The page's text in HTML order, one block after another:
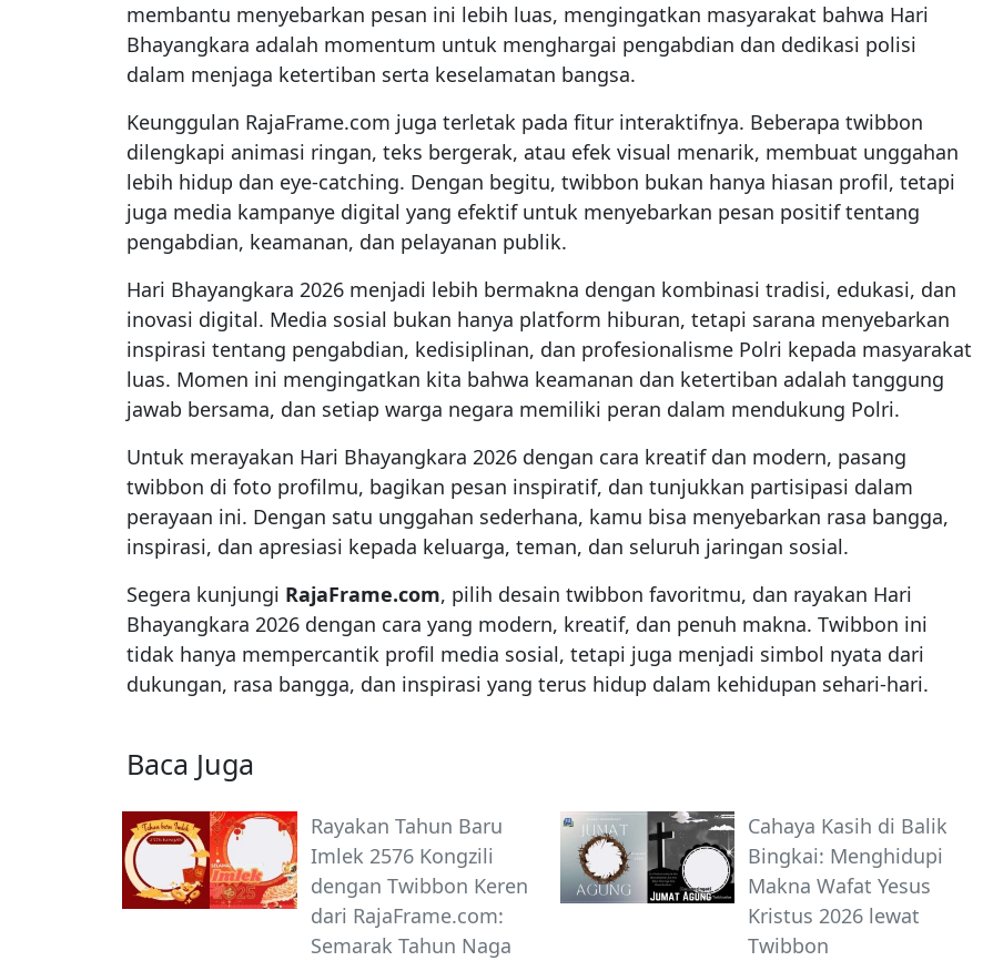
membantu menyebarkan pesan ini lebih luas, mengingatkan masyarakat bahwa Hari
Bhayangkara adalah momentum untuk menghargai pengabdian dan dedikasi polisi
dalam menjaga ketertiban serta keselamatan bangsa.
Keunggulan RajaFrame.com juga terletak pada fitur interaktifnya. Beberapa twibbon
dilengkapi animasi ringan, teks bergerak, atau efek visual menarik, membuat unggahan
lebih hidup dan eye-catching. Dengan begitu, twibbon bukan hanya hiasan profil, tetapi
juga media kampanye digital yang efektif untuk menyebarkan pesan positif tentang
pengabdian, keamanan, dan pelayanan publik.
Hari Bhayangkara 2026 menjadi lebih bermakna dengan kombinasi tradisi, edukasi, dan
inovasi digital. Media sosial bukan hanya platform hiburan, tetapi sarana menyebarkan
inspirasi tentang pengabdian, kedisiplinan, dan profesionalisme Polri kepada masyarakat
luas. Momen ini mengingatkan kita bahwa keamanan dan ketertiban adalah tanggung
jawab bersama, dan setiap warga negara memiliki peran dalam mendukung Polri.
Untuk merayakan Hari Bhayangkara 2026 dengan cara kreatif dan modern, pasang
twibbon di foto profilmu, bagikan pesan inspiratif, dan tunjukkan partisipasi dalam
perayaan ini. Dengan satu unggahan sederhana, kamu bisa menyebarkan rasa bangga,
inspirasi, dan apresiasi kepada keluarga, teman, dan seluruh jaringan sosial.
Segera kunjungi RajaFrame.com, pilih desain twibbon favoritmu, dan rayakan Hari
Bhayangkara 2026 dengan cara yang modern, kreatif, dan penuh makna. Twibbon ini
tidak hanya mempercantik profil media sosial, tetapi juga menjadi simbol nyata dari
dukungan, rasa bangga, dan inspirasi yang terus hidup dalam kehidupan sehari-hari.
Baca Juga
Rayakan Tahun Baru
Imlek 2576 Kongzili
dengan Twibbon Keren
dari RajaFrame.com:
Semarak Tahun Naga
Cahaya Kasih di Balik
Bingkai: Menghidupi
Makna Wafat Yesus
Kristus 2026 lewat
Twibbon